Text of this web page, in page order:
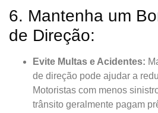
6. Mantenha um
de Direção:
Evite Multas e Acidentes:
de direção pode ajudar a
Motoristas com menos
trânsito geralmente pagam